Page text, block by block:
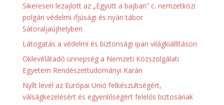
Sikeresen lezajlott az „Együtt a bajban” c. nemzetközi
polgári védelmi ifjúsági és nyári tábor
Sátoraljaújhelyben
Látogatás a védelmi és biztonsági ipari világkiállításon
Oklevélátadó ünnepség a Nemzeti Közszolgálati
Egyetem Rendészettudományi Karán
Nyílt levél az Európai Unió felkészültségért,
válságkezelésért és egyenlőségért felelős biztosának